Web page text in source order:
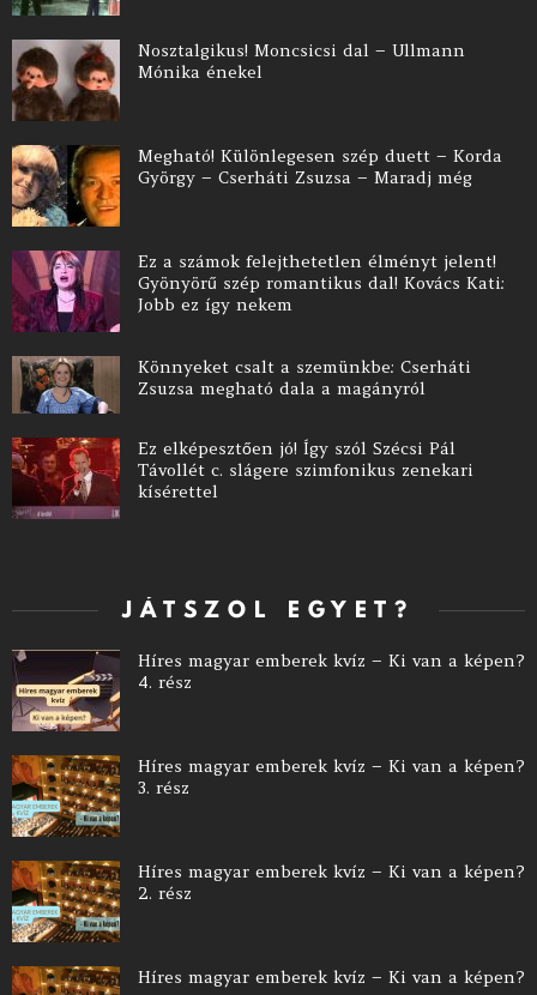
Nosztalgikus! Moncsicsi dal – Ullmann
Mónika énekel
Megható! Különlegesen szép duett – Korda
György – Cserháti Zsuzsa – Maradj még
Ez a számok felejthetetlen élményt jelent!
Gyönyörű szép romantikus dal! Kovács Kati:
Jobb ez így nekem
Könnyeket csalt a szemünkbe: Cserháti
Zsuzsa megható dala a magányról
Ez elképesztően jó! Így szól Szécsi Pál
Távollét c. slágere szimfonikus zenekari
kísérettel
JÁTSZOL EGYET?
Híres magyar emberek kvíz – Ki van a képen?
4. rész
Híres magyar emberek kvíz – Ki van a képen?
3. rész
Híres magyar emberek kvíz – Ki van a képen?
2. rész
Híres magyar emberek kvíz – Ki van a képen?